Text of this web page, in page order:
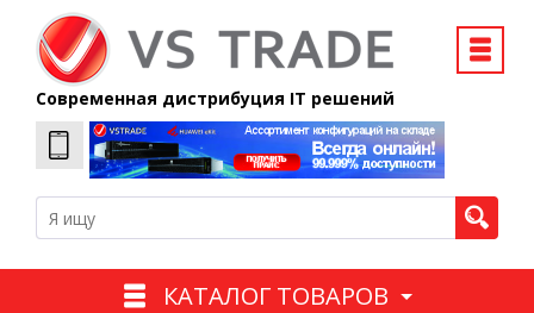
Современная дистрибуция IT решений
КАТАЛОГ ТОВАРОВ